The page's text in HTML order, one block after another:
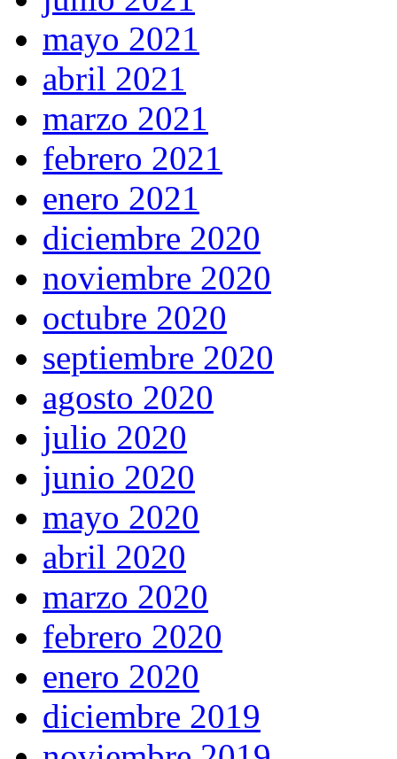
mayo 2021
abril 2021
marzo 2021
febrero 2021
enero 2021
diciembre 2020
noviembre 2020
octubre 2020
septiembre 2020
agosto 2020
julio 2020
junio 2020
mayo 2020
abril 2020
marzo 2020
febrero 2020
enero 2020
diciembre 2019